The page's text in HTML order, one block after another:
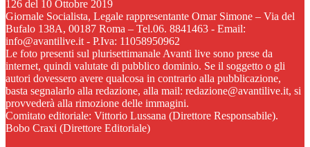
126 del 10 Ottobre 2019
Giornale Socialista, Legale rappresentante Omar Simone – Via del
Bufalo 138A, 00187 Roma – Tel.06. 8841463 - Email:
info@avantilive.it - P.Iva: 11058950962
Le foto presenti sul plurisettimanale Avanti live sono prese da
internet, quindi valutate di pubblico dominio. Se il soggetto o gli
autori dovessero avere qualcosa in contrario alla pubblicazione,
basta segnalarlo alla redazione, alla mail: redazione@avantilive.it, si
provvederà alla rimozione delle immagini.
Comitato editoriale: Vittorio Lussana (Direttore Responsabile).
Bobo Craxi (Direttore Editoriale)